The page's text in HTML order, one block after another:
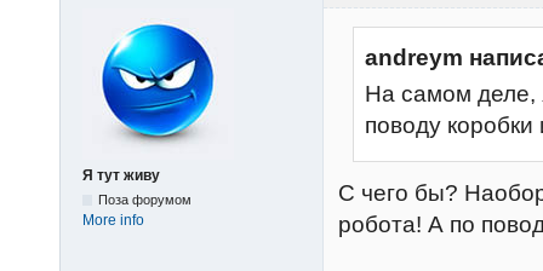
Я тут живу
Поза форумом
More info
andreym
На самом деле,
поводу
С чего бы?
робота! А по